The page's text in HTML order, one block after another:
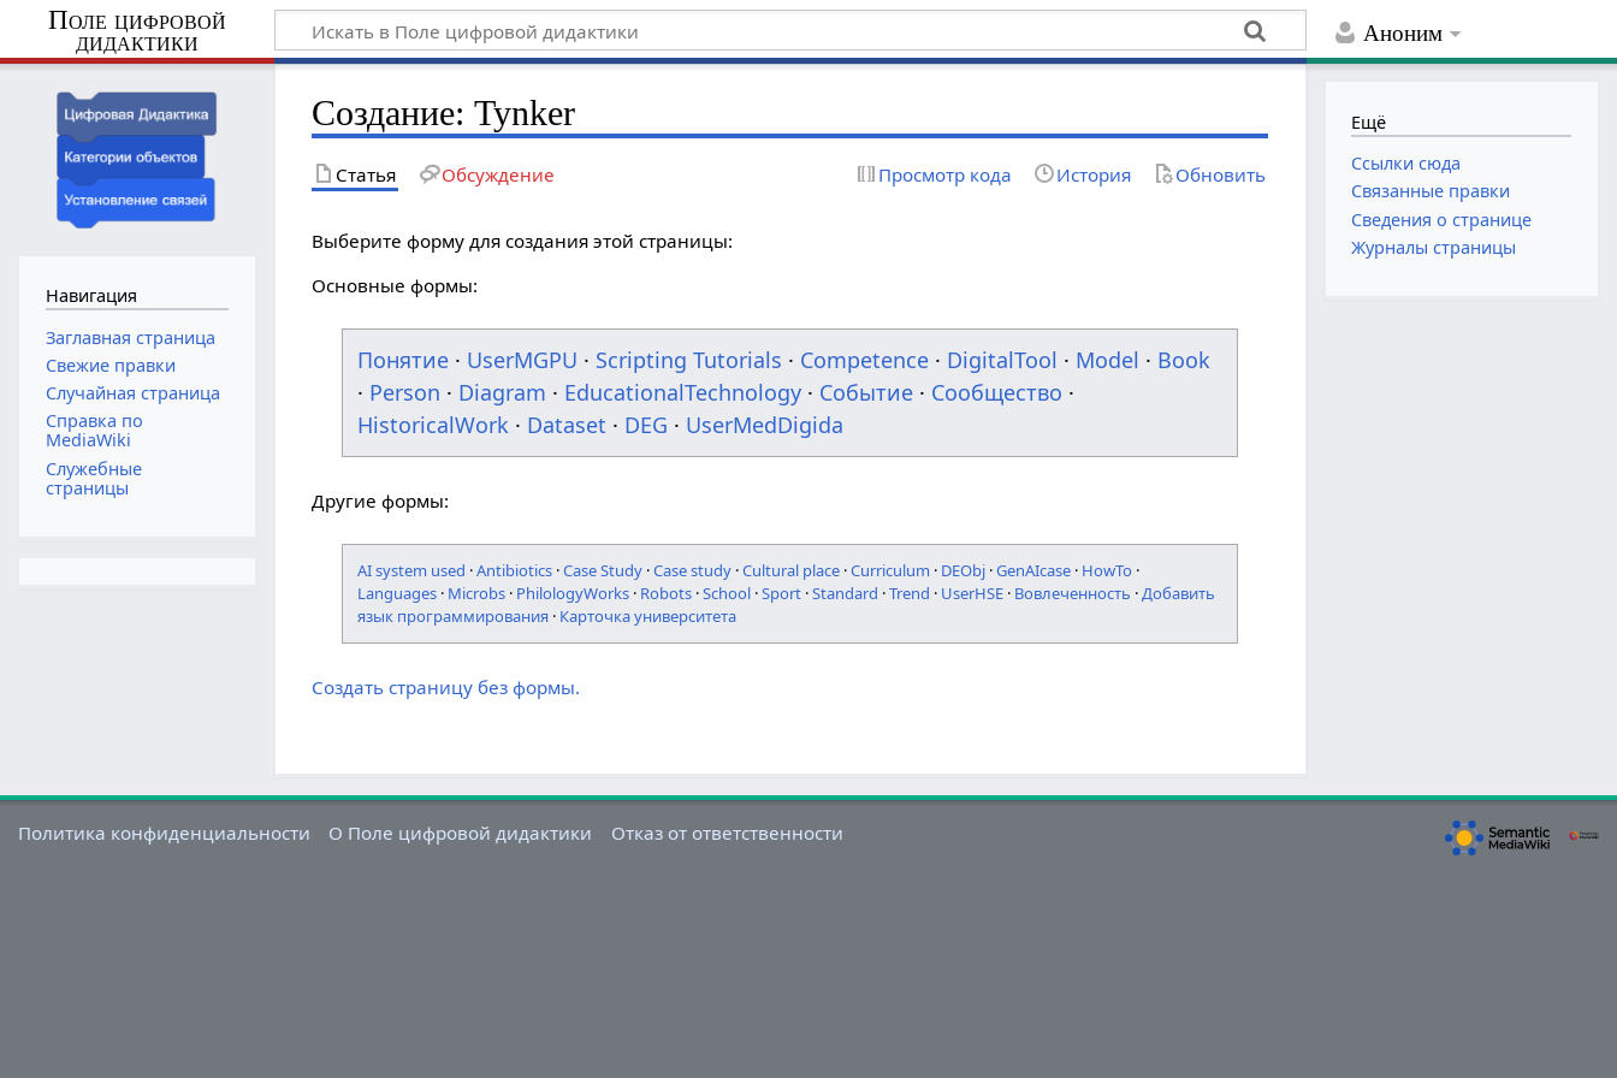
Аноним
Поле цифровой
дидактики
Создание: Tynker
Статья Обсуждение Просмотр кода История Обновить
Выберите форму для создания этой страницы:
Основные формы:
Понятие · UserMGPU · Scripting Tutorials · Competence · DigitalTool · Model · Book
· Person · Diagram · EducationalTechnology · Событие · Сообщество ·
HistoricalWork · Dataset · DEG · UserMedDigida
Другие формы:
AI system used ·Antibiotics ·Case Study ·Case study ·Cultural place ·Curriculum · DEObj ·GenAIcase · HowTo ·
Languages · Microbs · PhilologyWorks · Robots ·School ·Sport ·Standard ·Trend · UserHSE · Вовлеченность ·Добавить
язык программирования · Карточка университета
Создать страницу без формы.
Навигация
Заглавная страница
Свежие правки
Случайная страница
Справка по
MediaWiki
Служебные
страницы
Ещё
Ссылки сюда
Связанные правки
Сведения о странице
Журналы страницы
Политика конфиденциальности О Поле цифровой дидактики Отказ от ответственности